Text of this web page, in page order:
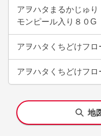
アヲハタまるかじゅ
モンピール入り８０G
アヲハタくちどけフ
アヲハタくちどけフ
地